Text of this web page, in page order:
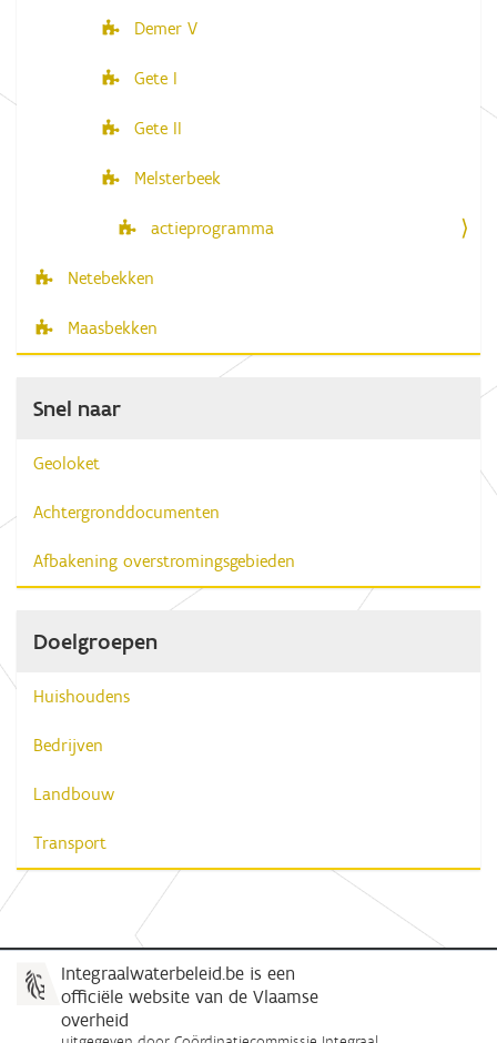
Demer V
Gete I
Gete II
Melsterbeek
actieprogramma
Netebekken
Maasbekken
Snel naar
Geoloket
Achtergronddocumenten
Afbakening overstromingsgebieden
Doelgroepen
Huishoudens
Bedrijven
Landbouw
Transport
Integraalwaterbeleid.be is een
officiële website van de Vlaamse
overheid